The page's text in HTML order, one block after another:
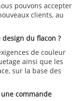
pouvons accepter
clients, au
du flacon ?
de couleur
ainsi que les
sur la base des
commande